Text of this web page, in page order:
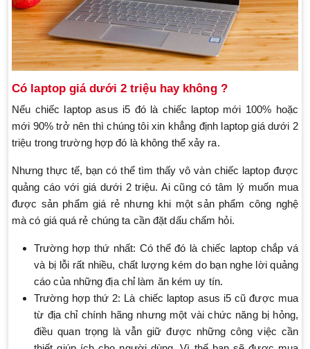
Có laptop giá dưới 2 triệu hay không ?
Nếu chiếc laptop asus i5 đó là chiếc laptop mới 100% hoặc
mới 90% trở nên thì chúng tôi xin khẳng định laptop giá dưới 2
triệu trong trường hợp đó là không thể xảy ra.
Nhưng thực tế, bạn có thể tìm thấy vô vàn chiếc laptop được
quảng cáo với giá dưới 2 triệu. Ai cũng có tâm lý muốn mua
được sản phẩm giá rẻ nhưng khi một sản phẩm công nghệ
mà có giá quá rẻ chúng ta cần đặt dấu chấm hỏi.
Trường hợp thứ nhất: Có thể đó là chiếc laptop chắp vá
và bị lỗi rất nhiều, chất lượng kém do bạn nghe lời quảng
cáo của những địa chỉ làm ăn kém uy tín.
Trường hợp thứ 2: Là chiếc laptop asus i5 cũ được mua
từ địa chỉ chính hãng nhưng một vài chức năng bị hỏng,
điều quan trọng là vẫn giữ được những công việc cần